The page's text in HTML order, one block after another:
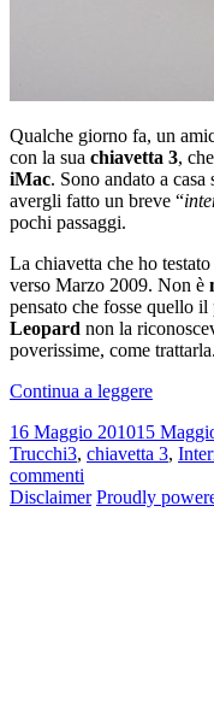
Qualche giorno fa, un
con la sua chiavetta 3,
iMac. Sono andato a
avergli fatto un breve “
pochi passaggi.
La chiavetta che ho testato
verso Marzo 2009. Non è
pensato che fosse quello
Leopard non la
poverissime, come trattarla.
Continua a leggereChiavetta
e
iMac:
farli
Scritto
il
16 Maggio 201015
TrucchiTag
3, chiavetta 3,
commenti
Chiavetta
Disclaimer Proudly